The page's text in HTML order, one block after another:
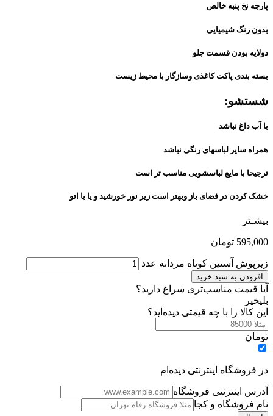
پارچه نخ پنبه خالص
بدون رنگ شیمیایی
دولایه بودن قسمت جلو
بسته بندی پاکت کاغذی وسازگار با محیط زیست
شستشو:
با آب داغ نباشد
همراه سایر لباسهای رنگی نباشد
ترجیحا با مایع لباسشویی مناسب تر است
خشک کردن در فضای باز وبهتر است زیر نور خورشید و یا با اتو
بیشـتر
595,000 تومان
زیرپوش آستین کوتاه مردانه عدد
افزودن به سبد خرید
آیا قیمت مناسب‌تری سراغ دارید؟
بلیخیر
این کالا را با چه قیمتی دیده‌اید؟
تومان
در فروشگاه اینترنتی دیده‌ام
آدرس اینترنتی فروشگاه
نام فروشگاه و کجا